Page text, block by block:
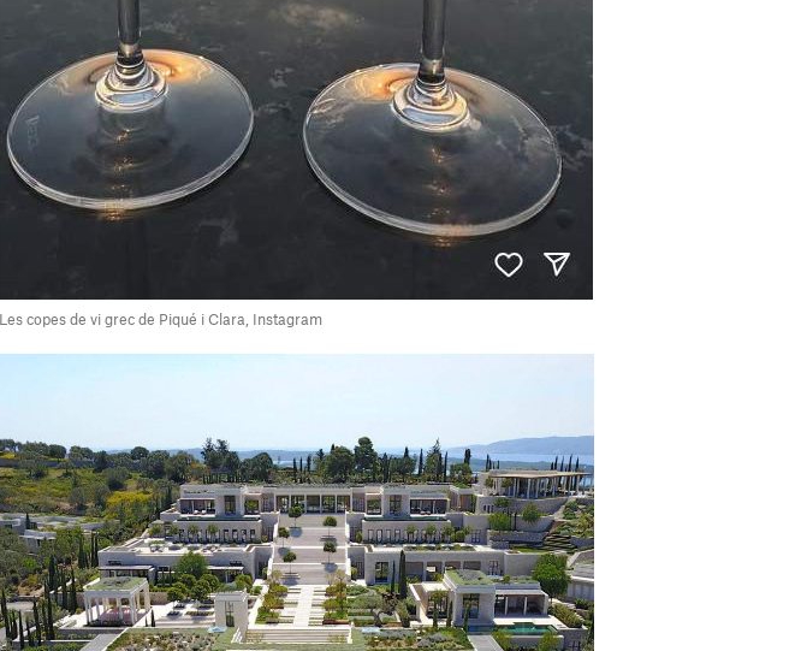
Les copes de vi grec de Piqué i Clara, Instagram